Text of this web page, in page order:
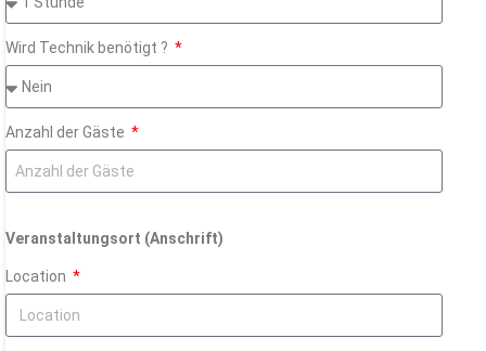
Wird Technik benötigt ?
Anzahl der Gäste
Veranstaltungsort (Anschrift)
Location